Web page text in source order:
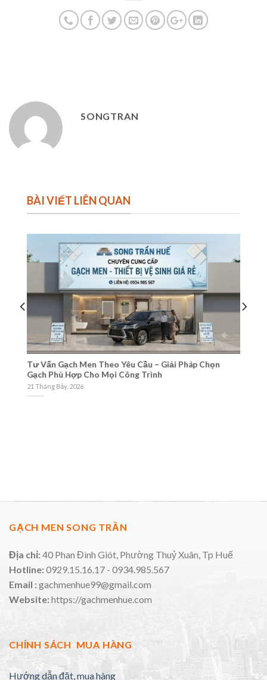
SONGTRAN
BÀI VIẾT LIÊN QUAN
Tư Vấn Gạch Men Theo Yêu Cầu – Giải Pháp Chọn
Gạch Phù Hợp Cho Mọi Công Trình
21 Tháng Bảy, 2026
GẠCH MEN SONG TRẦN
Địa chỉ:40 Phan Đình Giót, Phường Thuỷ Xuân, Tp Huế
Hotline:0929.15.16.17 - 0934.985.567
Email : gachmenhue99@gmail.com
Website:https://gachmenhue.com
CHÍNH SÁCH MUA HÀNG
Hướng dẫn đặt, mua hàng